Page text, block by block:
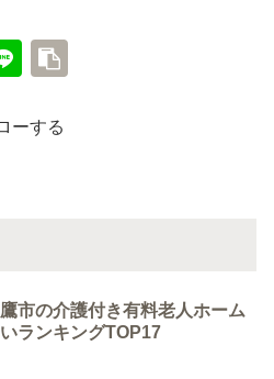
ーする
市の介護付き有料老人ホーム
ランキングTOP17